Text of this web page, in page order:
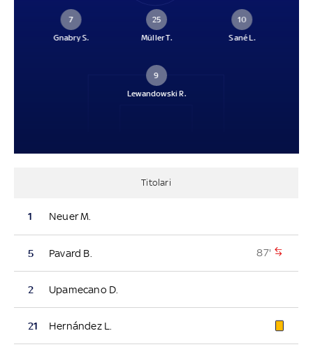
7
Gnabry S.
25
Müller T.
10
Sané L.
9
Lewandowski R.
Titolari
1 Neuer M.
5 Pavard B. 87'
2 Upamecano D.
21 Hernández L.